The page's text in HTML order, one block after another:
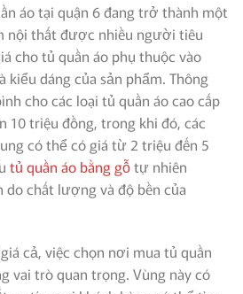
áo tại quận 6 đang trở thành một
nội thất được nhiều người tiêu
cho tủ quần áo phụ thuộc vào
dáng của sản phẩm. Thông
cho các loại tủ quần áo cao cấp
10 triệu đồng, trong khi đó, các
có thể có giá từ 2 triệu đến 5
tủ quần áo bằng gỗtự nhiên
chất lượng và độ bền của
cả, việc chọn nơi mua tủ quần
vai trò quan trọng. Vùng này có